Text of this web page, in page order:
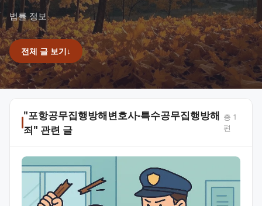
법률 정보
전체 글 보기↓
"포항공무집행방해변호사-특수공무집행방해
죄" 관련 글
총 1
편